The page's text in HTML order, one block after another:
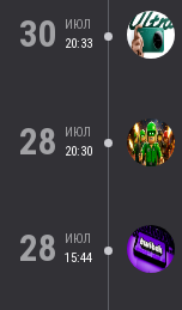
30
ИЮЛ
20:33
28
ИЮЛ
20:30
28
ИЮЛ
15:44